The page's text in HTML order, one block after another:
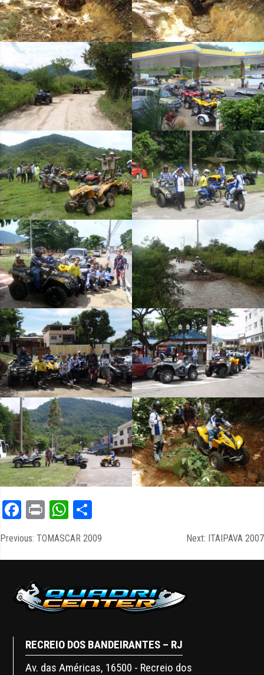
Facebook
PrintWhatsApp
Navegação
de
Post
Previous: TOMASCAR 2009 Next: ITAIPAVA 2007
RECREIO DOS BANDEIRANTES – RJ
Av. das Américas, 16500 - Recreio dos